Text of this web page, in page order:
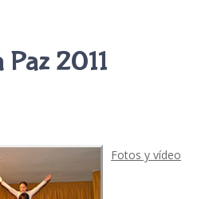
Paz 2011
Fotos y vídeo